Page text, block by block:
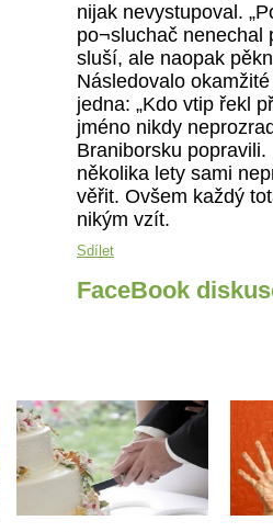
nijak nevystupoval.
po¬sluchač nenechal
sluší, ale naopak
Následovalo
jedna: „Kdo vtip řekl
jméno nikdy
Braniborsku
několika lety sami
věřit. Ovšem každý
nikým vzít.
Sdílet
FaceBook